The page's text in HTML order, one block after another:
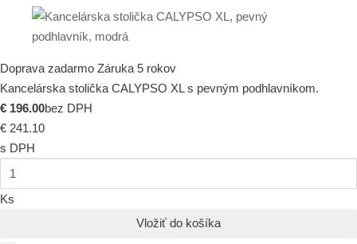
Doprava zadarmo Záruka 5 rokov
Kancelárska stolička CALYPSO XL s pevným podhlavníkom.
€ 196.00bez DPH
€ 241.10
s DPH
Ks
Vložiť do košíka